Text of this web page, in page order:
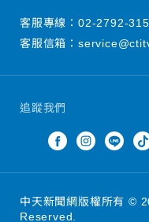
追蹤我們
客服專線： 02-2792-
客服信箱：
中天新聞網版權所有 ©
Reserved.